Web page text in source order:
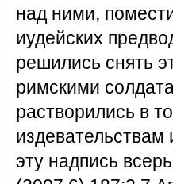
над ними,
иудейских
решились снять
римскими
растворились в
эту надпись